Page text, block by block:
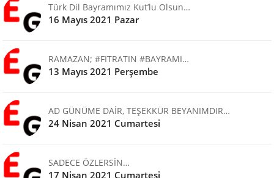
Türk Dil Bayramımız Kut’lu Olsun…
16 Mayıs 2021 Pazar
RAMAZAN; #FITRATIN #BAYRAMI…
13 Mayıs 2021 Perşembe
AD GÜNÜME DAİR, TEŞEKKÜR BEYANIMDIR…
24 Nisan 2021 Cumartesi
SADECE ÖZLERSİN…
17 Nisan 2021 Cumartesi